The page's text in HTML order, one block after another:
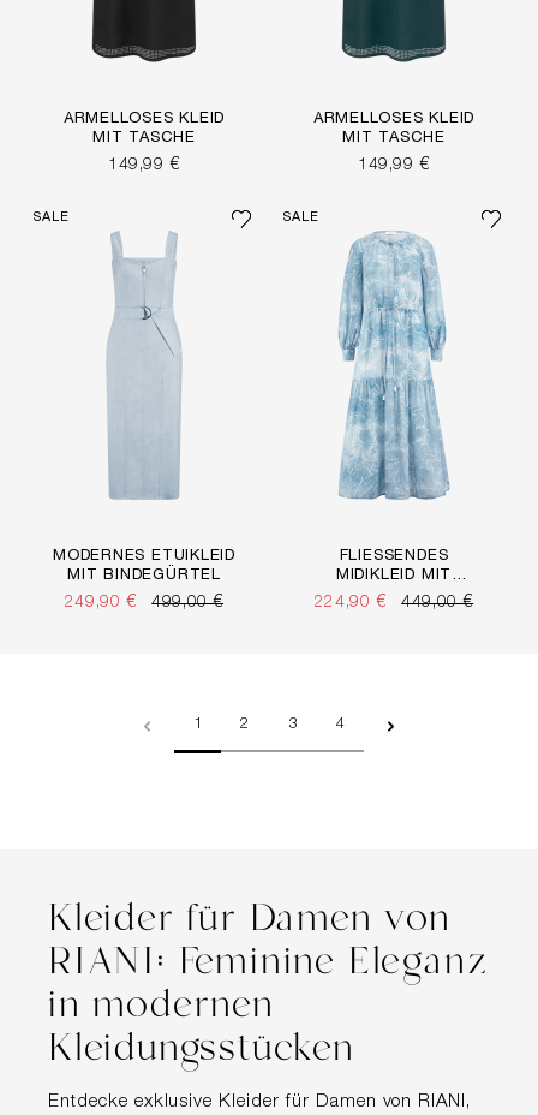
ÄRMELLOSES KLEID
MIT TASCHE
149,99 €
ÄRMELLOSES KLEID
MIT TASCHE
149,99 €
SALE
MODERNES ETUIKLEID
MIT BINDEGÜRTEL
249,90 € 499,00 €
SALE
FLIESSENDES M
IDIKLEID MIT A
LLOVER PRINT
224,90 € 449,00 €
Seite
1 Seite
2 Seite
3 Seite
4
Kleider für Damen von
RIANI: Feminine Eleganz
in modernen
Kleidungsstücken
Entdecke exklusive Kleider für Damen von RIANI,